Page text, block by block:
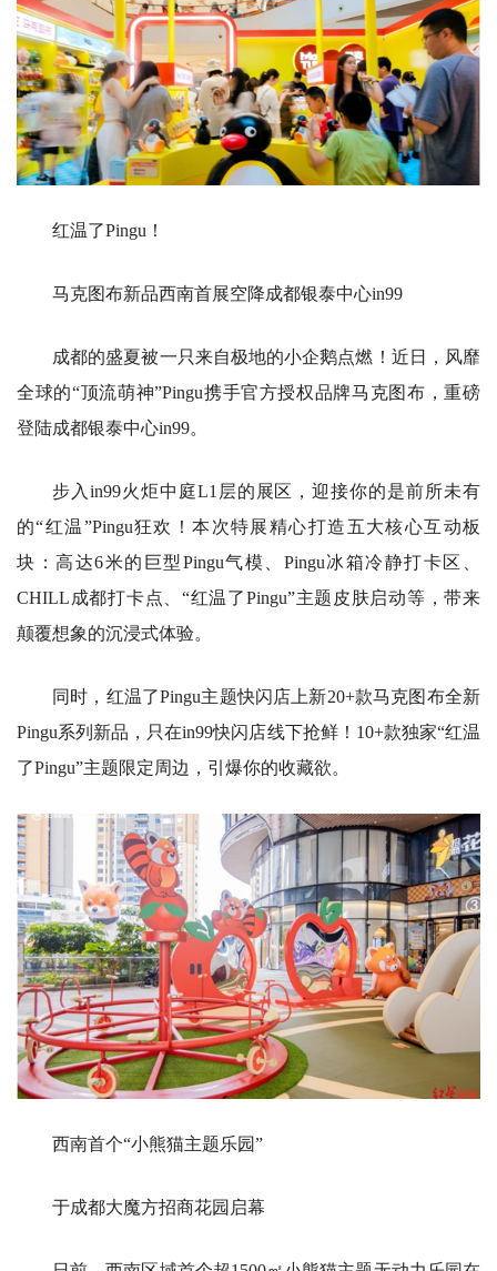
红温了Pingu！
马克图布新品西南首展空降成都银泰中心in99
成都的盛夏被一只来自极地的小企鹅点燃！近日，风靡
全球的“顶流萌神”Pingu携手官方授权品牌马克图布，重磅
登陆成都银泰中心in99。
步入in99火炬中庭L1层的展区，迎接你的是前所未有
的“红温”Pingu狂欢！本次特展精心打造五大核心互动板
块：高达6米的巨型Pingu气模、Pingu冰箱冷静打卡区、
CHILL成都打卡点、“红温了Pingu”主题皮肤启动等，带来
颠覆想象的沉浸式体验。
同时，红温了Pingu主题快闪店上新20+款马克图布全新
Pingu系列新品，只在in99快闪店线下抢鲜！10+款独家“红温
了Pingu”主题限定周边，引爆你的收藏欲。
西南首个“小熊猫主题乐园”
于成都大魔方招商花园启幕